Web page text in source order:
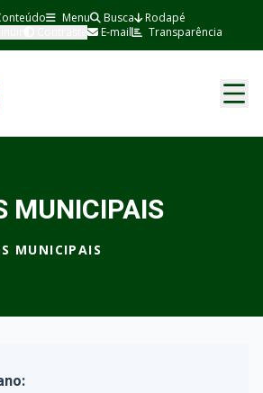
Menu Busca Rodapé
E-mail Transparência
MUNICIPAIS
MUNICIPAIS